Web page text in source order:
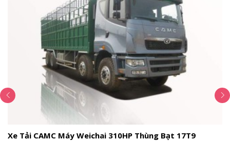
Ngoại Thất
Veam 1.5 tấn VT150 có thiết kế vuông vức hiện
đại, tinh tế và gọn gàng dễ dàng di chuyển trên mọi nẻo
đường. Thiết kế Cabin kiểu lật về phía trước giúp dễ
dàng kiểm tra, bảo dưỡng. Hệ thống đèn hiện đại cho
ánh sáng tốt, góc chiếu sáng rộng, hỗ trợ quan sát tốt
khi thời tiết xấu. Các chi tiết trên xe có cấu tạo bền bỉ
lắp ráp hài hòa với nhau tạo nên tổng thể vô cùng sang
trọng và đẹp mắt.
Xe Tải CAMC Máy Weichai 310HP Thùng Bạt 17T9